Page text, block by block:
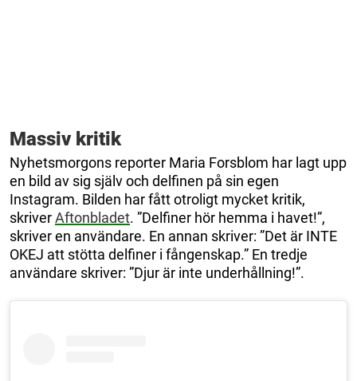
Massiv kritik
Nyhetsmorgons reporter Maria Forsblom har lagt upp
en bild av sig själv och delfinen på sin egen
Instagram. Bilden har fått otroligt mycket kritik,
skriverAftonbladet. ”Delfiner hör hemma i havet!”,
skriver en användare. En annan skriver: ”Det är INTE
OKEJ att stötta delfiner i fångenskap.” En tredje
användare skriver: ”Djur är inte underhållning!”.